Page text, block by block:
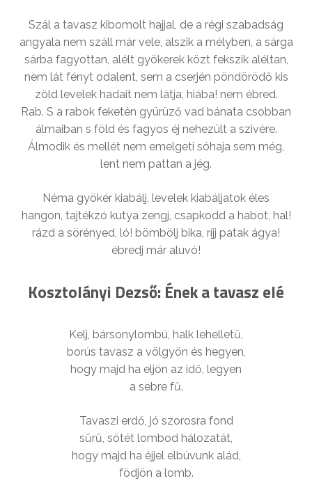
Szál a tavasz kibomolt hajjal, de a régi szabadság
angyala nem száll már vele, alszik a mélyben, a sárga
sárba fagyottan, alélt gyökerek közt fekszik aléltan,
nem lát fényt odalent, sem a cserjén pöndörödő kis
zöld levelek hadait nem látja, hiába! nem ébred.
Rab. S a rabok feketén gyürüző vad bánata csobban
álmaiban s föld és fagyos éj nehezült a szivére.
Álmodik és mellét nem emelgeti sóhaja sem még,
lent nem pattan a jég.
Néma gyökér kiabálj, levelek kiabáljatok éles
hangon, tajtékzó kutya zengj, csapkodd a habot, hal!
rázd a sörényed, ló! bömbölj bika, ríjj patak ágya!
ébredj már aluvó!
Kosztolányi Dezső: Ének a tavasz elé
Kelj, bársonylombú, halk lehelletű,
borús tavasz a völgyön és hegyen,
hogy majd ha eljön az idő, legyen
a sebre fű.
Tavaszi erdő, jó szorosra fond
sűrű, sötét lombod hálozatát,
hogy majd ha éjjel elbúvunk alád,
födjön a lomb.